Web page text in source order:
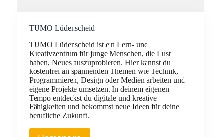
TUMO Lüdenscheid
TUMO Lüdenscheid ist ein Lern‑ und
Kreativzentrum für junge Menschen, die Lust
haben, Neues auszuprobieren. Hier kannst du
kostenfrei an spannenden Themen wie Technik,
Programmieren, Design oder Medien arbeiten und
eigene Projekte umsetzen. In deinem eigenen
Tempo entdeckst du digitale und kreative
Fähigkeiten und bekommst neue Ideen für deine
berufliche Zukunft.